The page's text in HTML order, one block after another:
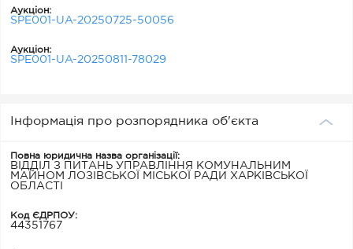
Аукціон:
SPE001-UA-20250725-50056
Аукціон:
SPE001-UA-20250811-78029
Інформація про розпорядника об'єкта
Повна юридична назва організації:
ВІДДІЛ З ПИТАНЬ УПРАВЛІННЯ КОМУНАЛЬНИМ
МАЙНОМ ЛОЗІВСЬКОЇ МІСЬКОЇ РАДИ ХАРКІВСЬКОЇ
ОБЛАСТІ
Код ЄДРПОУ:
44351767